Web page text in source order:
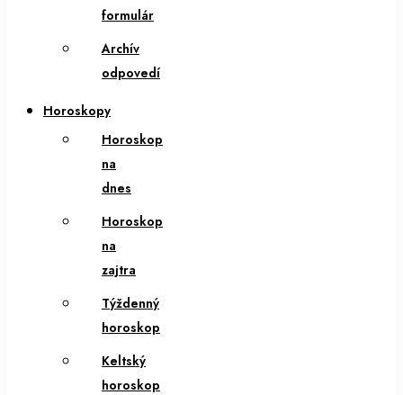
formulár
Archív
odpovedí
Horoskopy
Horoskop
na
dnes
Horoskop
na
zajtra
Týždenný
horoskop
Keltský
horoskop